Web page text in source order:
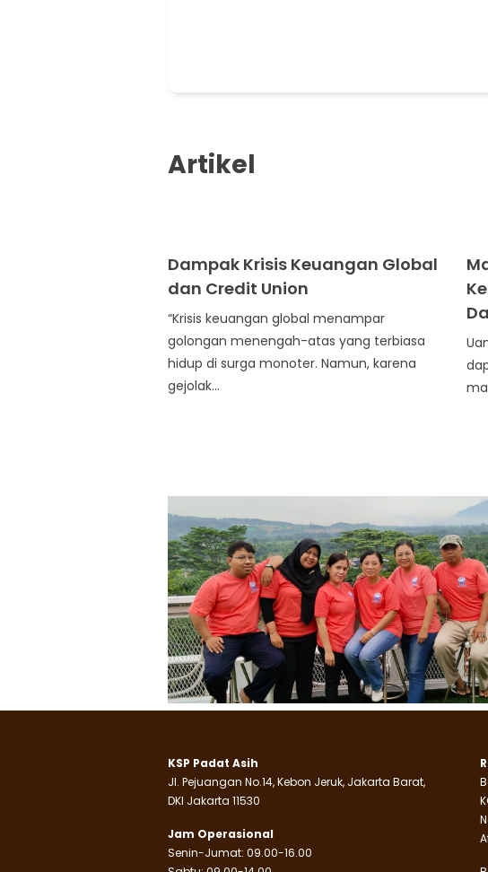
Artikel
Dampak Krisis Keuangan Global
dan Credit Union
“Krisis keuangan global menampar
golongan menengah-atas yang terbiasa
hidup di surga monoter. Namun, karena
gejolak...
KSP Padat Asih
Jl. Pejuangan No.14, Kebon Jeruk, Jakarta Barat,
DKI Jakarta 11530
Jam Operasional
Senin-Jumat: 09.00-16.00